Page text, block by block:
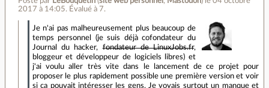
2017 à 14:05. Évalué à 7.
Je n'ai pas malheureusement plus beaucoup de
temps personnel (je suis déjà cofondateur du
Journal du hacker,fondateur de LinuxJobs.fr,
bloggeur et développeur de logiciels libres) et
j'ai voulu aller très vite dans le lancement de ce projet pour
proposer le plus rapidement possible une première version et voir
si ça pouvait intéresser les gens. Je voyais surtout un manque et